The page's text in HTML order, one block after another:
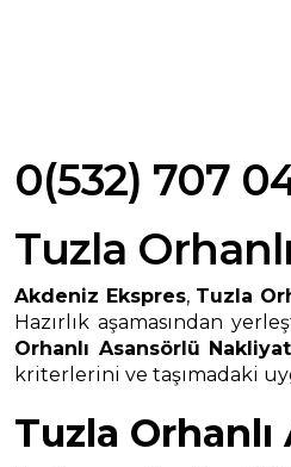
0(532) 707
Tuzla
Akdeniz Ekspres, Tuzla
Hazırlık aşamasından
Orhanlı Asansörlü Nakliyat
kriterlerini ve taşımadaki
Tuzla